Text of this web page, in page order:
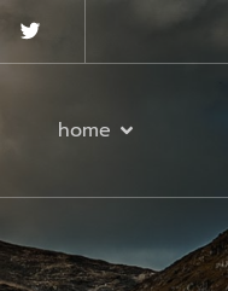
home